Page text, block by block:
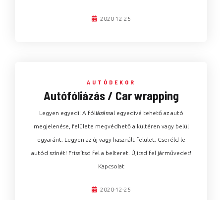
2020-12-25
AUTÓDEKOR
Autófóliázás / Car wrapping
Legyen egyedi! A fóliázással egyedivé tehető az autó
megjelenése, felülete megvédhető a kültéren vagy belül
egyaránt. Legyen az új vagy használt felület. Cseréld le
autód színét! Frissítsd fel a belteret. Újitsd fel járművedet!
Kapcsolat
2020-12-25